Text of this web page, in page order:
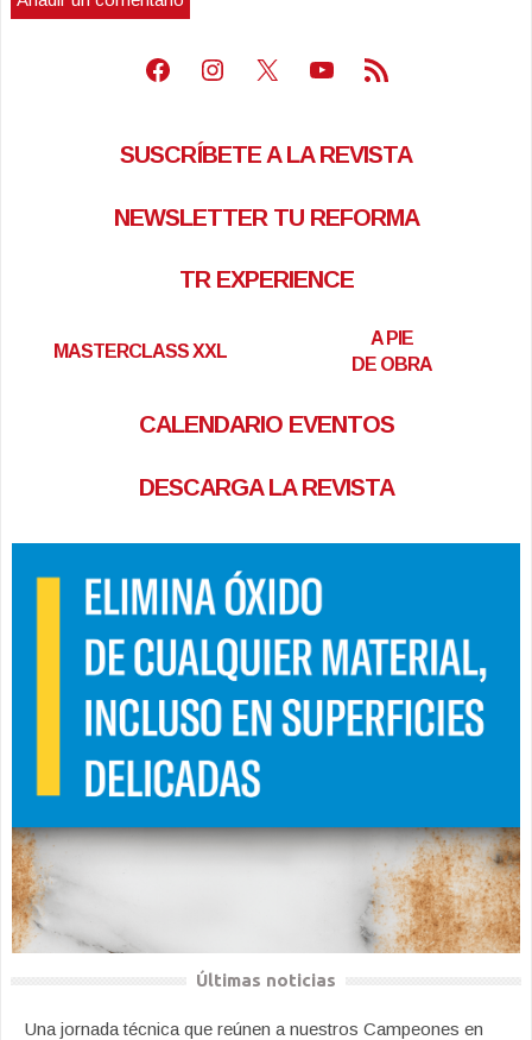
Facebook
Instagram
X Youtube
Feed RSS
SUSCRÍBETE A LA REVISTA
NEWSLETTER TU REFORMA
TR EXPERIENCE
MASTERCLASS XXL
A PIE
DE OBRA
CALENDARIO EVENTOS
DESCARGA LA REVISTA
Últimas noticias
Una jornada técnica que reúnen a nuestros Campeones en